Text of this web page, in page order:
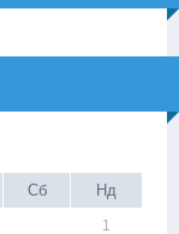
Сб Нд
1